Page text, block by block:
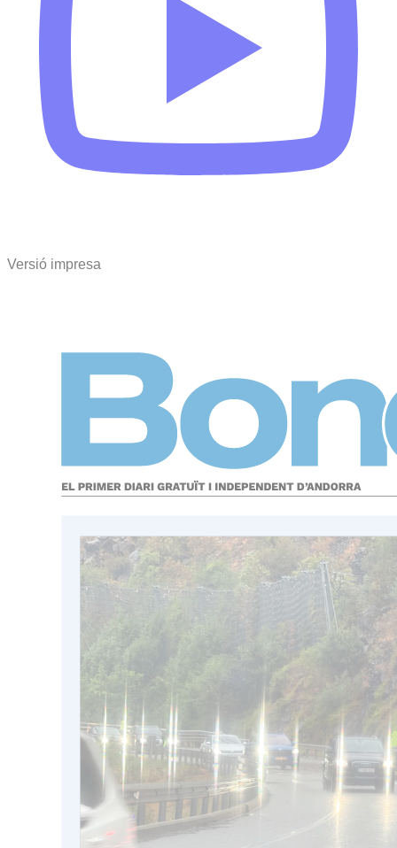
Versió impresa